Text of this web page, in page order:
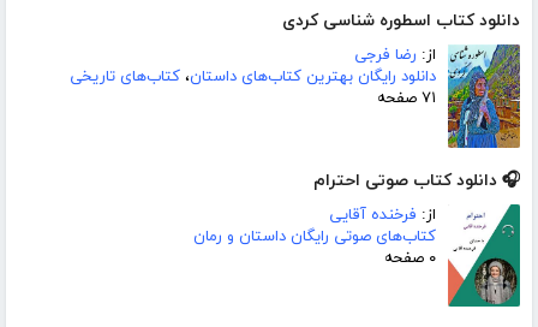
دانلود کتاب اسطوره شناسی کردی
از: رضا فرجی
دانلود رایگان بهترین کتاب‌های داستان، کتاب‌های تاریخی
۷۱ صفحه
🎧 دانلود کتاب صوتی احترام
از: فرخنده آقایی
کتاب‌های صوتی رایگان داستان و رمان
۰ صفحه